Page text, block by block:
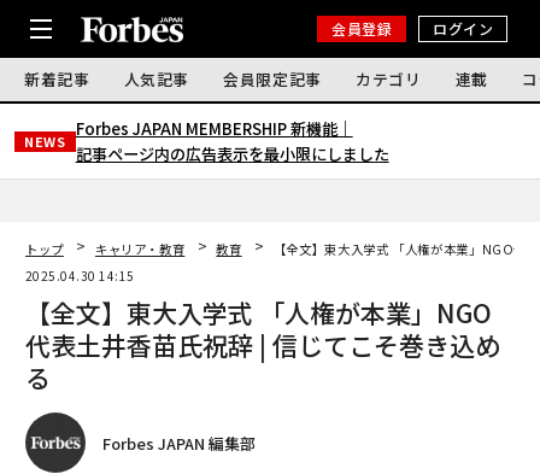
会員登録 ログイン
新着記事 人気記事 会員限定記事 カテゴリ 連載
NEWS
Forbes JAPAN MEMBERSHIP 新機能｜
記事ページ内の広告表示を最小限にしました
トップ キャリア・教育 教育
【全文】東大入学式 「人権が本業」NGO代
2025.04.30 14:15
【全文】東大入学式 「人権が本業」NGO
代表土井香苗氏祝辞 | 信じてこそ巻き込め
る
Forbes JAPAN 編集部